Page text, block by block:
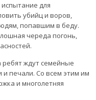
для
убийц и воров,
попавшим в беду.
череда погонь,
ребят ждут семейные
печали. Со всем этим им
и многолетняя